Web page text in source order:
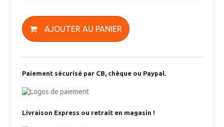
AJOUTER AU PANIER
Paiement sécurisé par CB, chèque ou Paypal.
Livraison Express ou retrait en magasin !